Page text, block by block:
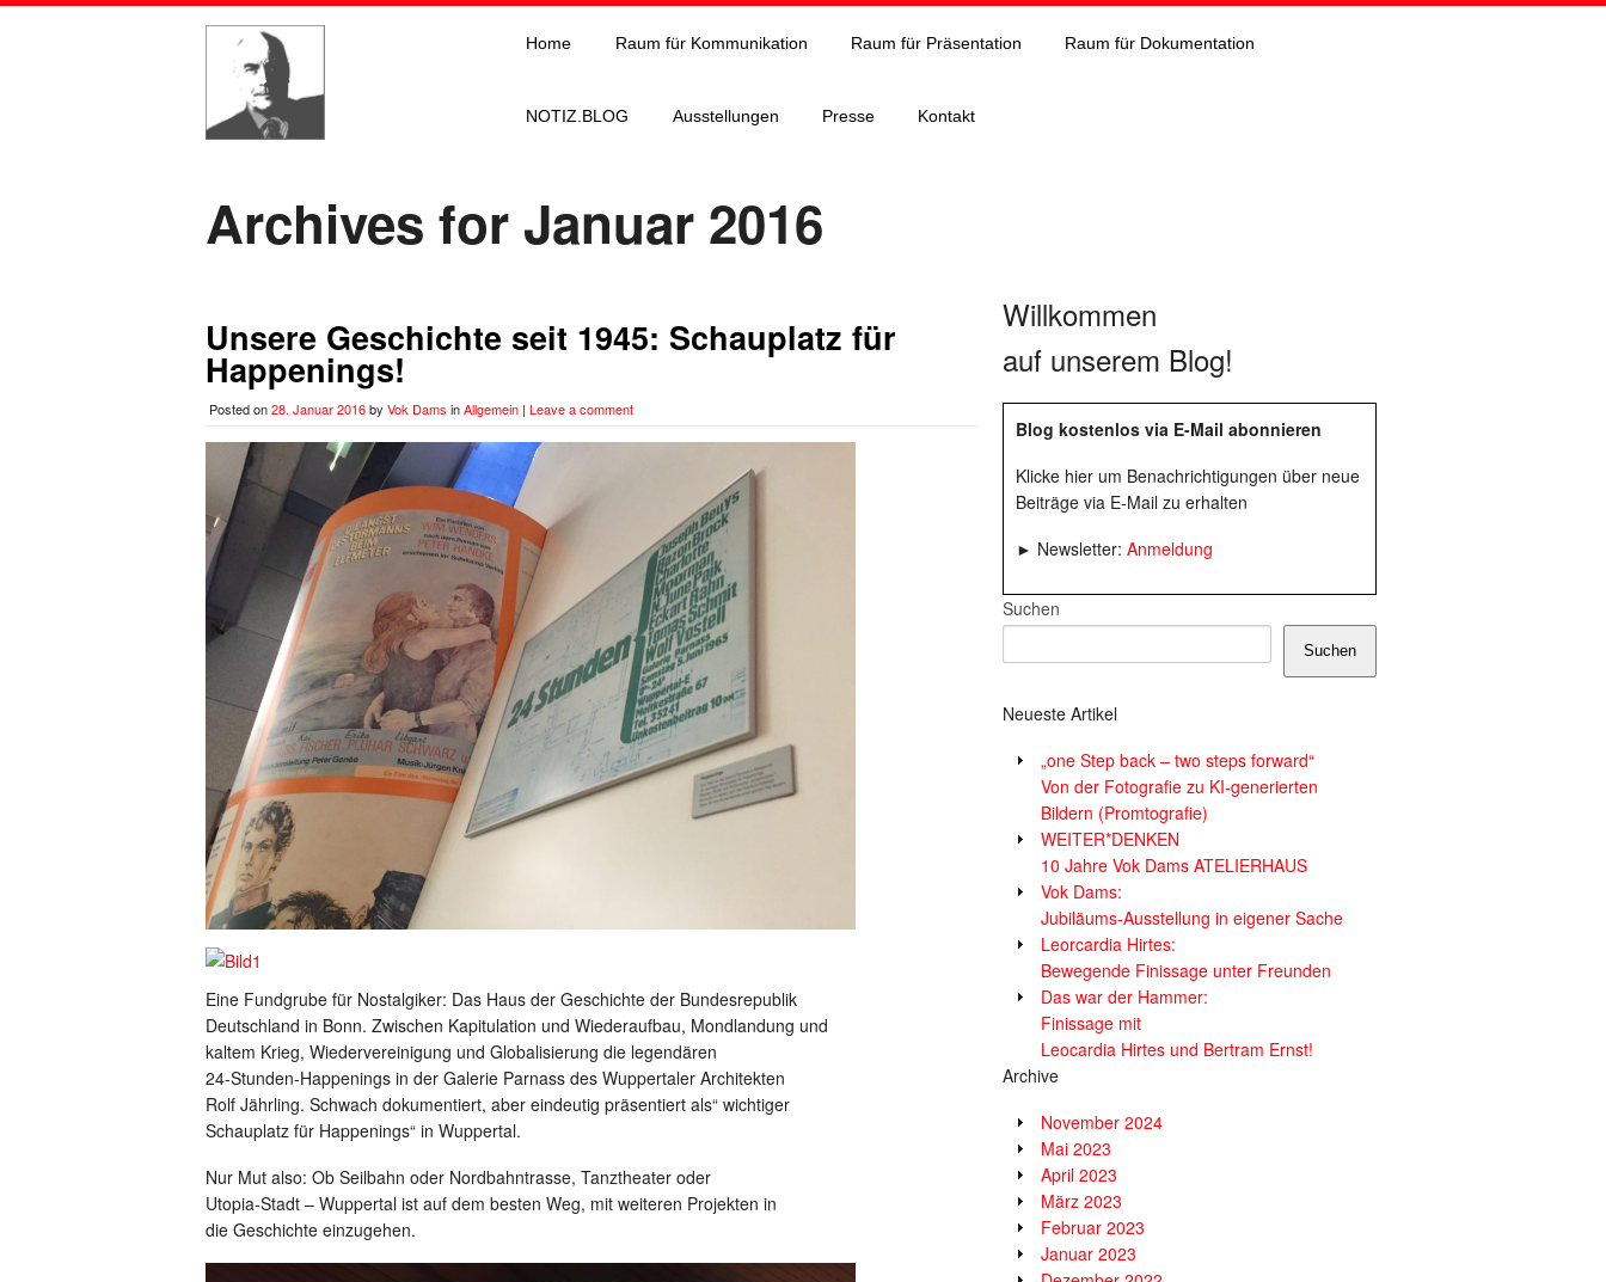
Home Raum für Kommunikation Raum für Präsentation Raum für Dokumentation
NOTIZ.BLOG Ausstellungen Presse Kontakt
Archives for Januar 2016
Unsere Geschichte seit 1945: Schauplatz für
Happenings!
Posted on28. Januar 2016by Vok Dams inAllgemein | Leave a comment
Eine Fundgrube für Nostalgiker: Das Haus der Geschichte der Bundesrepublik
Deutschland in Bonn. Zwischen Kapitulation und Wiederaufbau, Mondlandung und
kaltem Krieg, Wiedervereinigung und Globalisierung die legendären
24-Stunden-Happenings in der Galerie Parnass des Wuppertaler Architekten
Rolf Jährling. Schwach dokumentiert, aber eindeutig präsentiert als“ wichtiger
Schauplatz für Happenings“ in Wuppertal.
Nur Mut also: Ob Seilbahn oder Nordbahntrasse, Tanztheater oder
Utopia-Stadt – Wuppertal ist auf dem besten Weg, mit weiteren Projekten in
die Geschichte einzugehen.
Willkommen
auf unserem Blog!
Blog kostenlos via E-Mail abonnieren
Klicke hier um Benachrichtigungen über neue
Beiträge via E-Mail zu erhalten
► Newsletter: Anmeldung
Suchen
Suchen
Neueste Artikel
„one Step back – two steps forward“
Von der Fotografie zu KI-generierten
Bildern (Promtografie)
WEITER*DENKEN
10 Jahre Vok Dams ATELIERHAUS
Vok Dams:
Jubiläums-Ausstellung in eigener Sache
Leorcardia Hirtes:
Bewegende Finissage unter Freunden
Das war der Hammer:
Finissage mit
Leocardia Hirtes und Bertram Ernst!
Archive
November 2024
Mai 2023
April 2023
März 2023
Februar 2023
Januar 2023